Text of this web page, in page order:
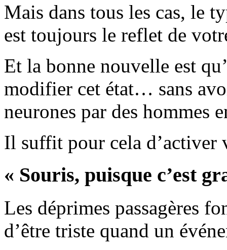
Mais dans tous les cas, le
est toujours le reflet de
Et la bonne nouvelle est
modifier cet état… sans
neurones par des hommes
Il suffit pour cela d’activer
« Souris, puisque c’est
Les déprimes passagères
d’être triste quand un